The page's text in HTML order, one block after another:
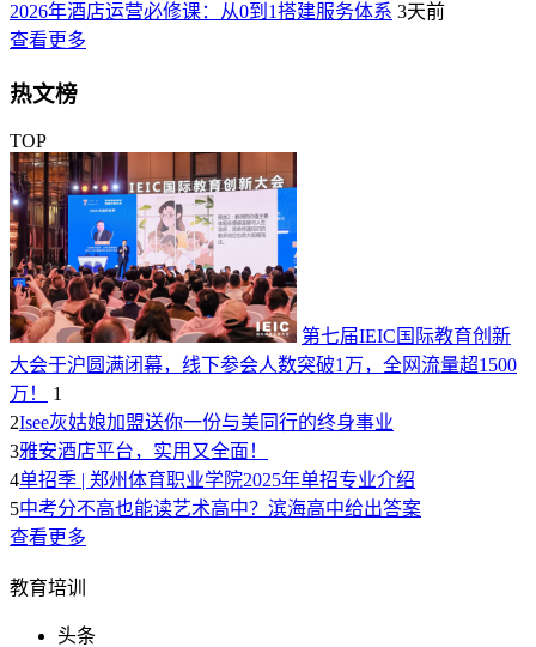
2026年酒店运营必修课：从0到1搭建服务体系 3天前
查看更多
热文榜
TOP
第七届IEIC国际教育创新
大会于沪圆满闭幕，线下参会人数突破1万，全网流量超1500
万！
1
2Isee灰姑娘加盟送你一份与美同行的终身事业
3雅安酒店平台，实用又全面！
4单招季 | 郑州体育职业学院2025年单招专业介绍
5中考分不高也能读艺术高中？滨海高中给出答案
查看更多
教育培训
头条